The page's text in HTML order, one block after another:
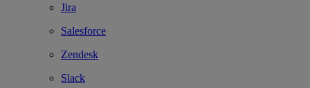
Jira
Salesforce
Zendesk
Slack